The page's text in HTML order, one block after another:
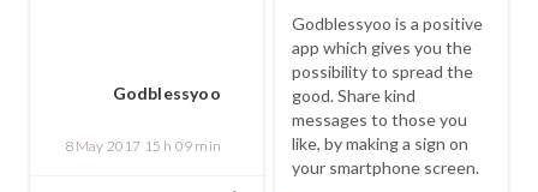
Godblessyoo
8 May 2017 15 h 09 min
Godblessyoo is a positive
app which gives you the
possibility to spread the
good. Share kind
messages to those you
like, by making a sign on
your smartphone screen.